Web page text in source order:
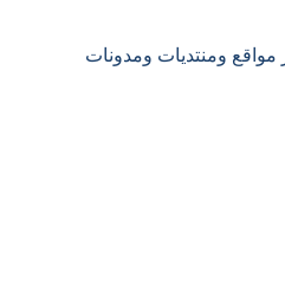
مواقع ومنتديات ومدونات